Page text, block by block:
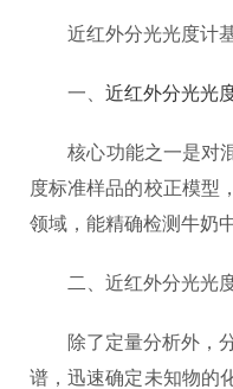
近红外分光光度计基
一、 近红外分光光
核心功能之一是对混
度标准样品的校正模型
领域，能精确检测牛奶
二、近红外分光光度
除了定量分析外，分
谱，迅速确定未知物的